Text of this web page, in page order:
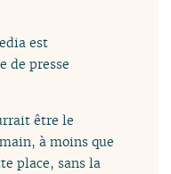
est
de presse
être le
à moins que
place, sans la